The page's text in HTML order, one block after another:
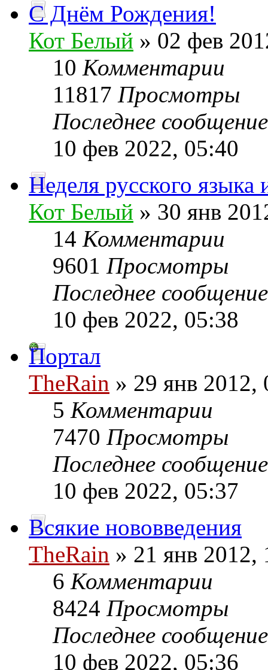
С Днём Рождения!
Кот Белый » 02 фев
10 Комментарии
11817 Просмотры
Последнее
10 фев 2022, 05:40
Неделя русского языка
Кот Белый » 30 янв
14 Комментарии
9601 Просмотры
Последнее
10 фев 2022, 05:38
Портал
TheRain » 29 янв 2012,
5 Комментарии
7470 Просмотры
Последнее
10 фев 2022, 05:37
Всякие нововведения
TheRain » 21 янв 2012,
6 Комментарии
8424 Просмотры
Последнее
10 фев 2022, 05:36